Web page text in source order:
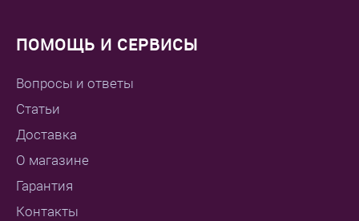
ПОМОЩЬ И СЕРВИСЫ
Вопросы и ответы
Статьи
Доставка
О магазине
Гарантия
Контакты